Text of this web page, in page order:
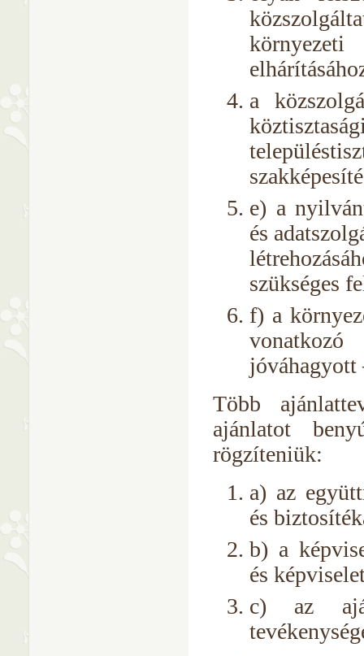
a
e) a
és
szükséges
f) a
jóváhagyott
Több
ajánlatot
rögzíteniük:
a) az
és
b) a
és
c) az